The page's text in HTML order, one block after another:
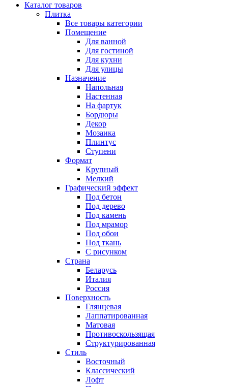
Каталог товаров
Плитка
Все товары категории
Помещение
Для ванной
Для гостиной
Для кухни
Для улицы
Назначение
Напольная
Настенная
На фартук
Бордюры
Декор
Мозаика
Плинтус
Ступени
Формат
Крупный
Мелкий
Графический эффект
Под бетон
Под дерево
Под камень
Под мрамор
Под обои
Под ткань
С рисунком
Страна
Беларусь
Италия
Россия
Поверхность
Глянцевая
Лаппатированная
Матовая
Противоскользящая
Структурированная
Стиль
Восточный
Классический
Лофт